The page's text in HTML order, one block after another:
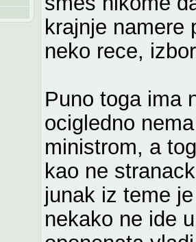
krajnje namere
neko rece,
Puno toga ima
ocigledno
ministrom, a
kao ne
junak iz teme
nekako ne ide